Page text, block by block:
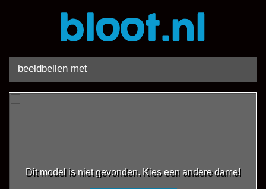
beeldbellen met
Dit model is niet gevonden. Kies een andere dame!